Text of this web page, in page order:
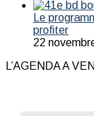
Le
profiter
22
L’AGENDA A